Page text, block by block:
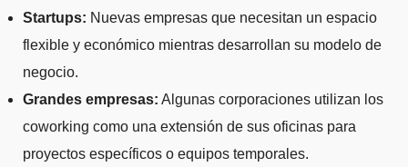
Startups: Nuevas empresas que necesitan un espacio
flexible y económico mientras desarrollan su modelo de
negocio.
Grandes empresas: Algunas corporaciones utilizan los
coworking como una extensión de sus oficinas para
proyectos específicos o equipos temporales.